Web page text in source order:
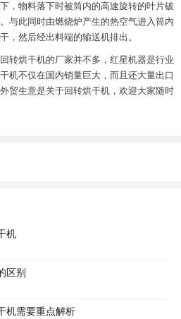
，物料落下时被筒内的高速旋转的叶片破
与此同时由燃烧炉产生的热空气进入筒内
，然后经出料端的输送机排出。
转烘干机的厂家并不多，红星机器是行业
机不仅在国内销量巨大，而且还大量出口
贸生意是关于回转烘干机，欢迎大家随时
机
区别
机需要重点解析